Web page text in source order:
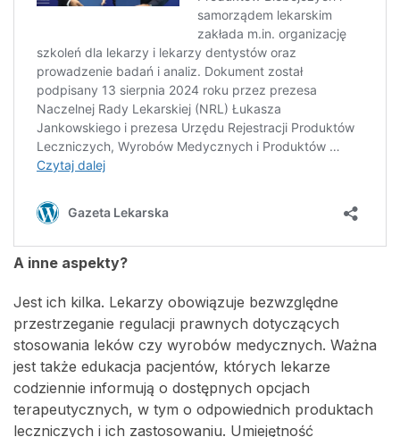
A inne aspekty?
Jest ich kilka. Lekarzy obowiązuje bezwzględne
przestrzeganie regulacji prawnych dotyczących
stosowania leków czy wyrobów medycznych. Ważna
jest także edukacja pacjentów, których lekarze
codziennie informują o dostępnych opcjach
terapeutycznych, w tym o odpowiednich produktach
leczniczych i ich zastosowaniu. Umiejętność